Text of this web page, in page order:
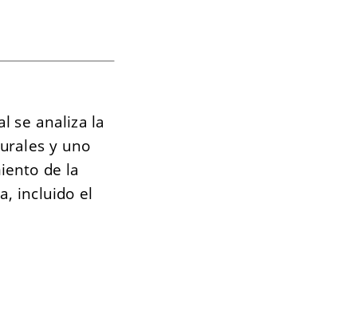
se analiza la
y uno
de la
incluido el